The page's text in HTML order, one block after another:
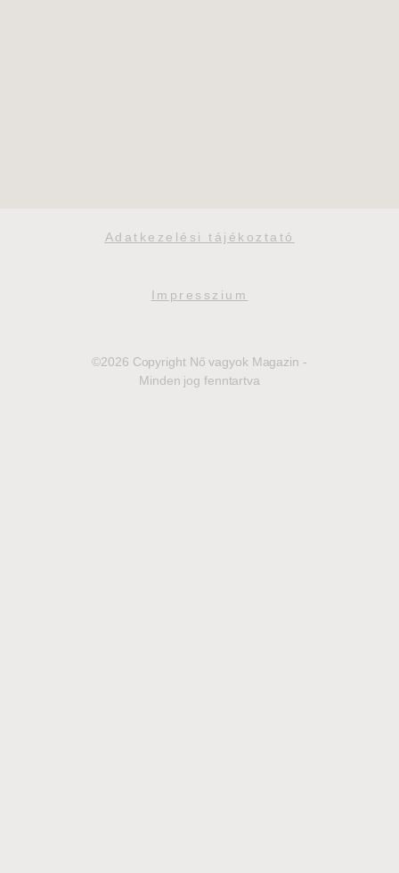
Adatkezelési tájékoztató
Impresszium
©2026 Copyright Nő vagyok Magazin -
Minden jog fenntartva